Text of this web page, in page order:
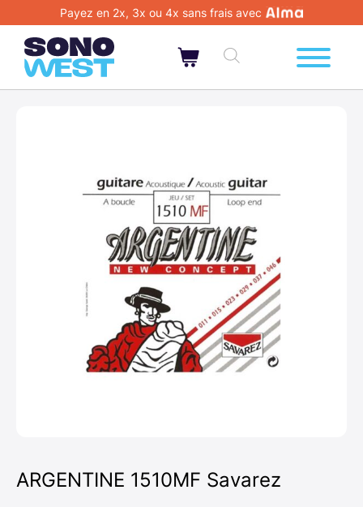
Payez en 2x, 3x ou 4x sans frais avec
ARGENTINE 1510MF Savarez